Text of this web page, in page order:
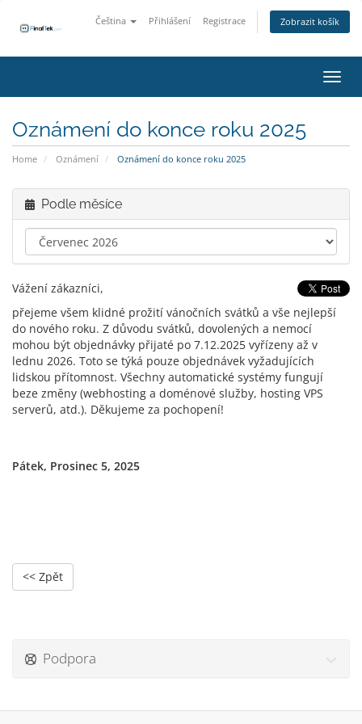
Čeština Přihlášení Registrace Zobrazit košík
Oznámení do konce roku 2025
Home Oznámení Oznámení do konce roku 2025
Podle měsíce
Vážení zákazníci,
přejeme všem klidné prožití vánočních svátků a vše nejlepší
do nového roku. Z důvodu svátků, dovolených a nemocí
mohou být objednávky přijaté po 7.12.2025 vyřízeny až v
lednu 2026. Toto se týká pouze objednávek vyžadujících
lidskou přítomnost. Všechny automatické systémy fungují
beze změny (webhosting a doménové služby, hosting VPS
serverů, atd.). Děkujeme za pochopení!
Pátek, Prosinec 5, 2025
<< Zpět
Podpora